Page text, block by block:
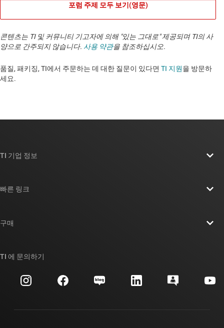
포럼 주제 모두 보기(영문)
콘텐츠는 TI 및 커뮤니티 기고자에 의해 "있는 그대로" 제공되며 TI의 사
양으로 간주되지 않습니다. 사용 약관을 참조하십시오.
품질, 패키징, TI에서 주문하는 데 대한 질문이 있다면 TI 지원을 방문하
세요. ​​​​​​​​​​​​​​
TI 기업 정보
투자 관계
제조
빠른 링크
대체품 검색
고객 지원 센터
구매
주문 FAQ
TI 에 문의하기